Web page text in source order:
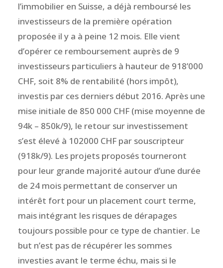
l’immobilier en Suisse, a déjà remboursé les
investisseurs de la première opération
proposée il y a à peine 12 mois. Elle vient
d’opérer ce remboursement auprès de 9
investisseurs particuliers à hauteur de 918’000
CHF, soit 8% de rentabilité (hors impôt),
investis par ces derniers début 2016. Après une
mise initiale de 850 000 CHF (mise moyenne de
94k – 850k/9), le retour sur investissement
s’est élevé à 102000 CHF par souscripteur
(918k/9). Les projets proposés tourneront
pour leur grande majorité autour d’une durée
de 24 mois permettant de conserver un
intérêt fort pour un placement court terme,
mais intégrant les risques de dérapages
toujours possible pour ce type de chantier. Le
but n’est pas de récupérer les sommes
investies avant le terme échu, mais si le